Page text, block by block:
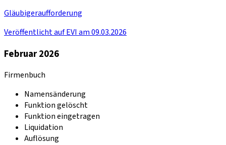
Gläubigeraufforderung
Veröffentlicht auf EVI am 09.03.2026
Februar 2026
Firmenbuch
Namensänderung
Funktion gelöscht
Funktion eingetragen
Liquidation
Auflösung